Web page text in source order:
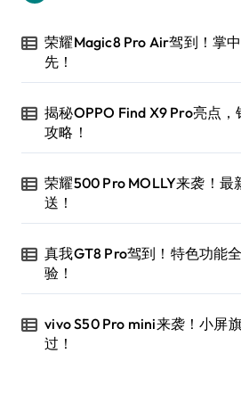
荣耀Magic8 Pro Air驾到！掌
先！
揭秘OPPO Find X9 Pro亮点
攻略！
荣耀500 Pro MOLLY来袭！最
送！
真我GT8 Pro驾到！特色功能
验！
vivo S50 Pro mini来袭！小屏
过！